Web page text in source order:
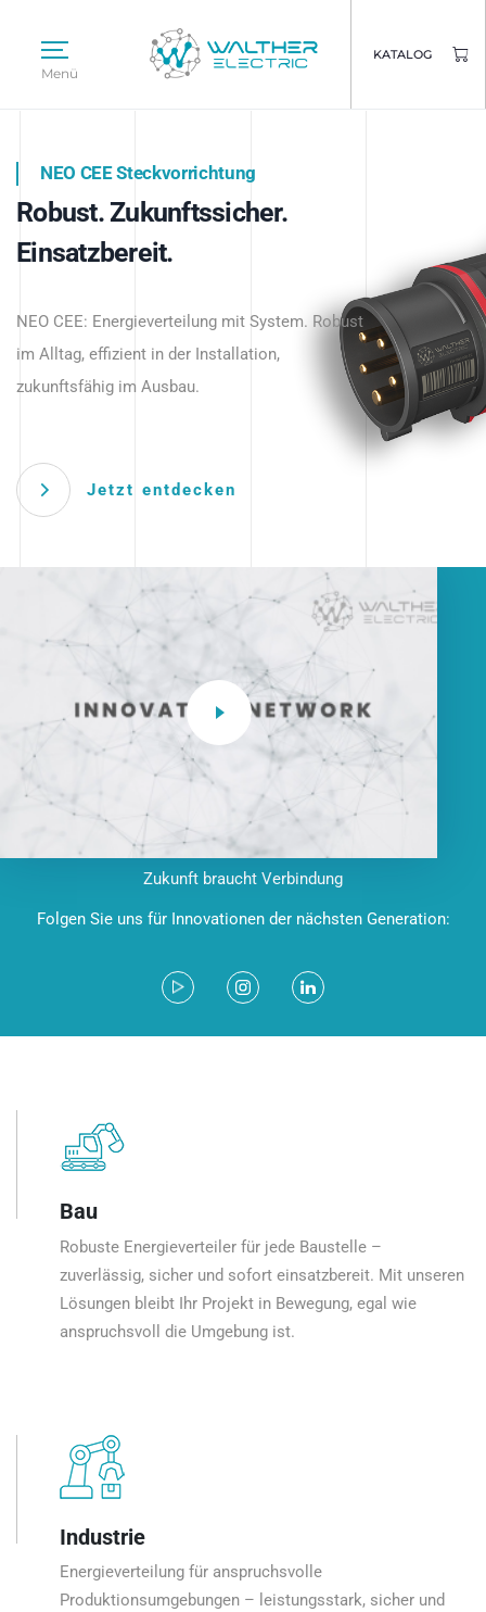
Menü
KATALOG
Intelligente Stromverteilung
beginnt hier.
NEO CEE Steckvorrichtung
Robust. Zukunftssicher.
Einsatzbereit.
NEO CEE: Energieverteilung mit System. Robust
im Alltag, effizient in der Installation,
zukunftsfähig im Ausbau.
Jetzt entdecken
Intelligenz trifft Energie.
Anwendungen – robust, IP-geschützt und
zukunftsfähig.
Zukunft braucht Verbindung
Folgen Sie uns für Innovationen der nächsten Generation:
Bau
Robuste Energieverteiler für jede Baustelle –
zuverlässig, sicher und sofort einsatzbereit. Mit unseren
Lösungen bleibt Ihr Projekt in Bewegung, egal wie
anspruchsvoll die Umgebung ist.
Industrie
Energieverteilung für anspruchsvolle
Produktionsumgebungen – leistungsstark, sicher und